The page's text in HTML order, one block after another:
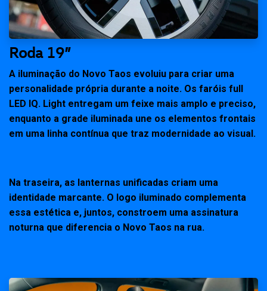
Roda 19”
A iluminação do Novo Taos evoluiu para criar uma
personalidade própria durante a noite. Os faróis full
LED IQ. Light entregam um feixe mais amplo e preciso,
enquanto a grade iluminada une os elementos frontais
em uma linha contínua que traz modernidade ao visual.
Na traseira, as lanternas unificadas criam uma
identidade marcante. O logo iluminado complementa
essa estética e, juntos, constroem uma assinatura
noturna que diferencia o Novo Taos na rua.